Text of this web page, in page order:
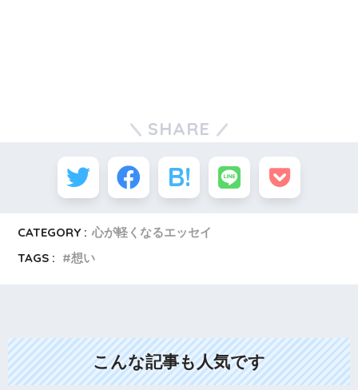
SHARE
CATEGORY : 心が軽くなるエッセイ
TAGS :
想い
こんな記事も人気です